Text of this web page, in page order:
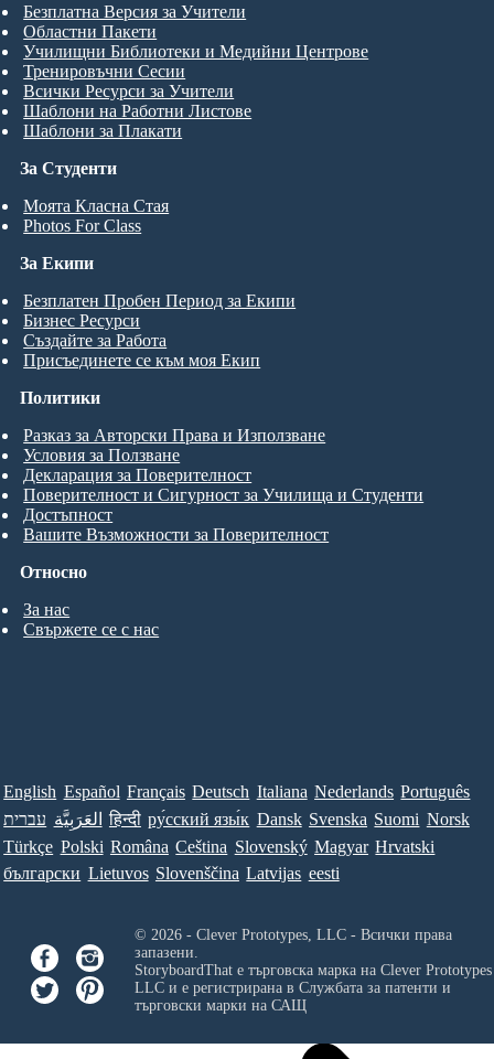
За Студенти
Моята Класна Стая
Photos For Class
Безплатна Версия за Учители
Областни Пакети
Училищни Библиотеки и Медийни Центрове
Тренировъчни Сесии
Всички Ресурси за Учители
Шаблони на Работни Листове
Шаблони за Плакати
За Екипи
Безплатен Пробен Период за Екипи
Бизнес Ресурси
Създайте за Работа
Присъединете се към моя Екип
Относно
За нас
Свържете се с нас
Политики
Разказ за Авторски Права и Използване
Условия за Ползване
Декларация за Поверителност
Поверителност и Сигурност за Училища и Студенти
Достъпност
Вашите Възможности за Поверителност
English Español Français Deutsch Italiana Nederlands Português
עברית العَرَبِيَّة हिन्दी ру́сский язы́к Dansk Svenska Suomi Norsk
Türkçe Polski Româna Ceština Slovenský Magyar Hrvatski
български Lietuvos Slovenščina Latvijas eesti
© 2026 - Clever Prototypes, LLC - Всички права
запазени.
StoryboardThat е търговска марка на Clever
LLCи е регистрирана в Службата за патенти и
търговски марки на САЩ